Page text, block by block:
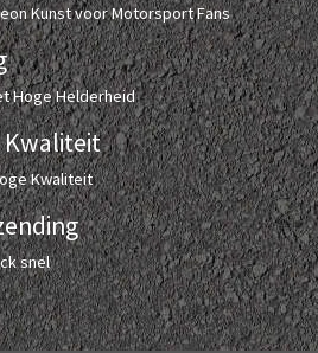
Kunst voor Motorsport Fans
Hoge Helderheid
Kwaliteit
Kwaliteit
snel